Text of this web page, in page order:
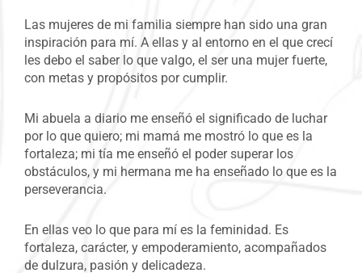
Las mujeres de mi familia siempre han sido una gran
inspiración para mí. A ellas y al entorno en el que crecí
les debo el saber lo que valgo, el ser una mujer fuerte,
con metas y propósitos por cumplir.
Mi abuela a diario me enseñó el significado de luchar
por lo que quiero; mi mamá me mostró lo que es la
fortaleza; mi tía me enseñó el poder superar los
obstáculos, y mi hermana me ha enseñado lo que es la
perseverancia.
En ellas veo lo que para mí es la feminidad. Es
fortaleza, carácter, y empoderamiento, acompañados
de dulzura, pasión y delicadeza.